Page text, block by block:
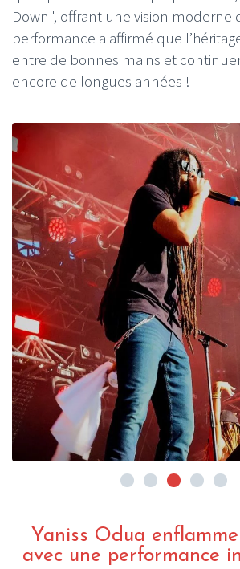
Down", offrant une vision moderne
performance a affirmé que
entre de bonnes mains et
encore de longues années !
Yaniss Odua
avec une performance